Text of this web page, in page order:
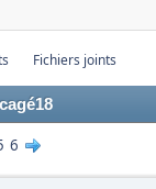
Fichiers joints
6